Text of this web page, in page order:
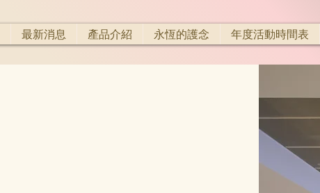
最新消息 產品介紹 永恆的護念 年度活動時間表